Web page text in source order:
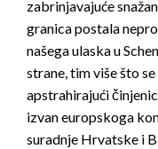
zabrinjavajuće
granica postala
našega ulaska u
strane, tim više što
apstrahirajući
izvan europskoga
suradnje Hrvatske i